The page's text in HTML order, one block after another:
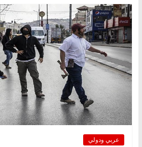
عربي ودولي